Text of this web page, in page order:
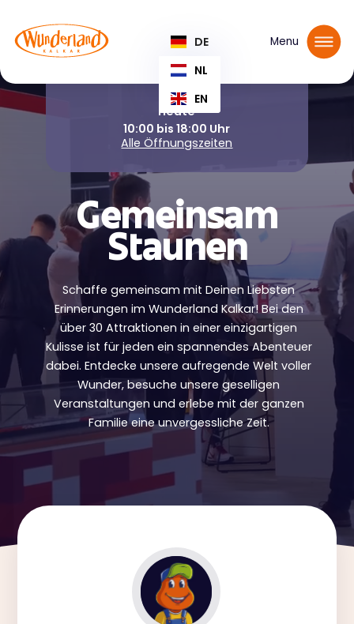
DE
NL
EN
Menu
Heute
10:00 bis 18:00 Uhr
Alle Öffnungszeiten
Tickets reservieren
Gemeinsam
Staunen
Schaffe gemeinsam mit Deinen Liebsten
Erinnerungen im Wunderland Kalkar! Bei den
über 30 Attraktionen in einer einzigartigen
Kulisse ist für jeden ein spannendes Abenteuer
dabei. Entdecke unsere aufregende Welt voller
Wunder, besuche unsere geselligen
Veranstaltungen und erlebe mit der ganzen
Familie eine unvergessliche Zeit.